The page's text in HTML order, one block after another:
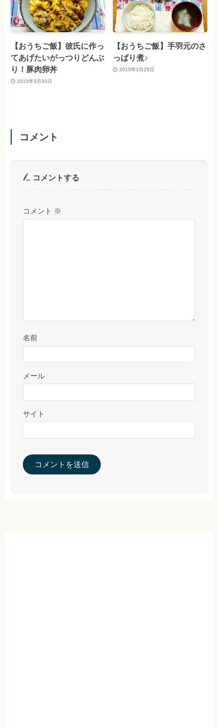
【おうちご飯】彼氏に作っ
てあげたいがっつりどんぶ
り！豚肉卵丼
2015年3月30日
【おうちご飯】手羽元のさ
っぱり煮♪
2015年3月25日
コメント
コメントする
コメント ※
名前
メール
サイト